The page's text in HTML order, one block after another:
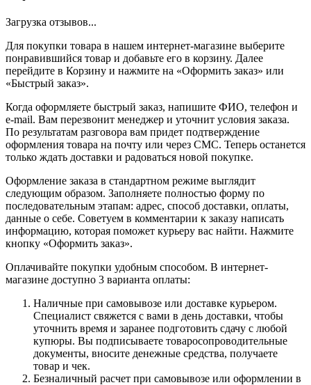
Загрузка отзывов...
Для покупки товара в нашем интернет-магазине выберите
понравившийся товар и добавьте его в корзину. Далее
перейдите в Корзину и нажмите на «Оформить заказ» или
«Быстрый заказ».
Когда оформляете быстрый заказ, напишите ФИО, телефон и
e-mail. Вам перезвонит менеджер и уточнит условия заказа.
По результатам разговора вам придет подтверждение
оформления товара на почту или через СМС. Теперь останется
только ждать доставки и радоваться новой покупке.
Оформление заказа в стандартном режиме выглядит
следующим образом. Заполняете полностью форму по
последовательным этапам: адрес, способ доставки, оплаты,
данные о себе. Советуем в комментарии к заказу написать
информацию, которая поможет курьеру вас найти. Нажмите
кнопку «Оформить заказ».
Оплачивайте покупки удобным способом. В интернет-
магазине доступно 3 варианта оплаты:
Наличные при самовывозе или доставке курьером.
Специалист свяжется с вами в день доставки, чтобы
уточнить время и заранее подготовить сдачу с любой
купюры. Вы подписываете товаросопроводительные
документы, вносите денежные средства, получаете
товар и чек.
Безналичный расчет при самовывозе или оформлении в